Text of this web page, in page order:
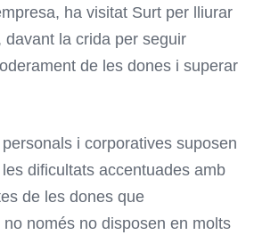
ha visitat Surt per lliurar
davant la crida per seguir
de les dones i superar
i corporatives suposen
dificultats accentuades amb
de les dones que
només no disposen en molts